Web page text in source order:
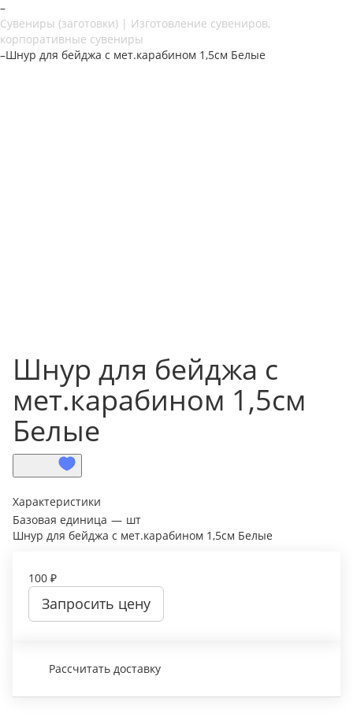
–
Сувениры (заготовки) | Изготовление сувениров,
корпоративные сувениры
–Шнур для бейджа с мет.карабином 1,5см Белые
Шнур для бейджа с
мет.карабином 1,5см
Белые
Характеристики
Базовая единица — шт
Шнур для бейджа с мет.карабином 1,5см Белые
100 ₽
Запросить цену
Рассчитать доставку